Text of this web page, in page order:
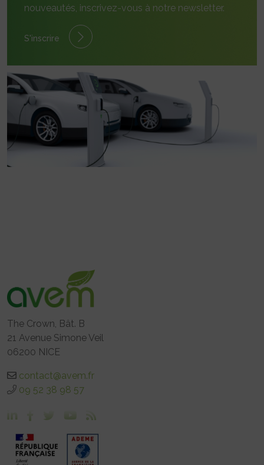
nouveautés, inscrivez-vous à notre newsletter.
S'inscrire
The Crown, Bât. B
21 Avenue Simone Veil
06200 NICE
contact@avem.fr
09 52 38 98 57